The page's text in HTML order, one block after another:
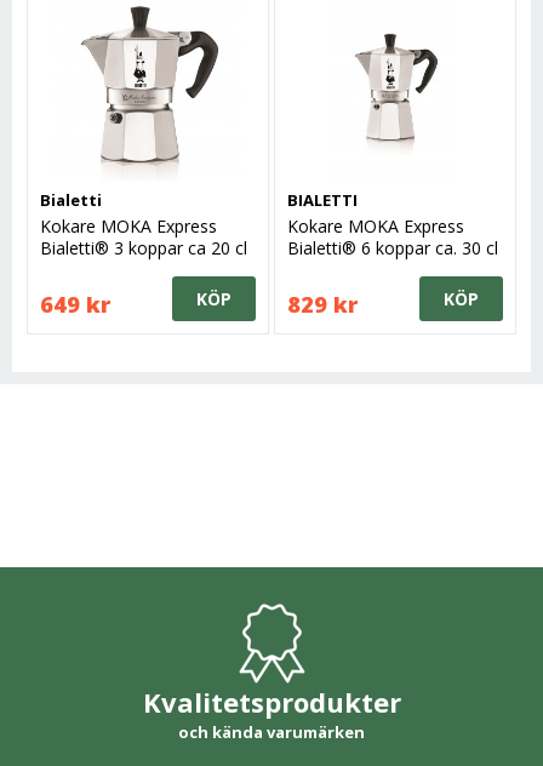
Bialetti
Kokare MOKA Express
Bialetti® 3 koppar ca 20 cl
649 kr KÖP
BIALETTI
Kokare MOKA Express
Bialetti® 6 koppar ca. 30 cl
829 kr KÖP
Kvalitetsprodukter
och kända varumärken